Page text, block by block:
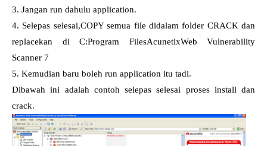
3. Jangan run dahulu application.
4. Selepas selesai,COPY semua file didalam folder CRACK dan
replacekan di C:Program FilesAcunetixWeb Vulnerability
Scanner 7
5. Kemudian baru boleh run application itu tadi.
Dibawah ini adalah contoh selepas selesai proses install dan
crack.